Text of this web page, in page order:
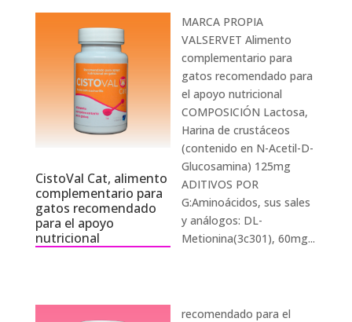
CistoVal Cat, alimento
complementario para
gatos recomendado
para el apoyo
nutricional
MARCA PROPIA
VALSERVET Alimento
complementario para
gatos recomendado para
el apoyo nutricional
COMPOSICIÓN Lactosa,
Harina de crustáceos
(contenido en N-Acetil-D-
Glucosamina) 125mg
ADITIVOS POR
G:Aminoácidos, sus sales
y análogos: DL-
Metionina(3c301), 60mg...
recomendado para el